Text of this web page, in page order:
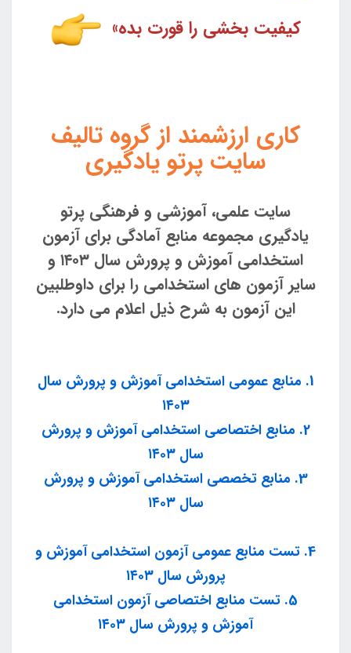
کیفیت بخشی را قورت بده»
کاری ارزشمند از گروه تالیف
سایت پرتو یادگیری
سایت علمی، آموزشی و فرهنگی پرتو
یادگیری مجموعه منابع آمادگی برای آزمون
استخدامی آموزش و پرورش سال ۱۴۰۳ و
سایر آزمون های استخدامی را برای داوطلبین
این آزمون به شرح ذیل اعلام می دارد.
1. منابع عمومی استخدامی آموزش و پرورش سال
۱۴۰۳
2. منابع اختصاصی استخدامی آموزش و پرورش
سال ۱۴۰۳
3. منابع تخصصی استخدامی آموزش و پرورش
سال ۱۴۰۳
4. تست منابع عمومی آزمون استخدامی آموزش و
پرورش سال ۱۴۰۳
5. تست منابع اختصاصی آزمون استخدامی
آموزش و پرورش سال ۱۴۰۳